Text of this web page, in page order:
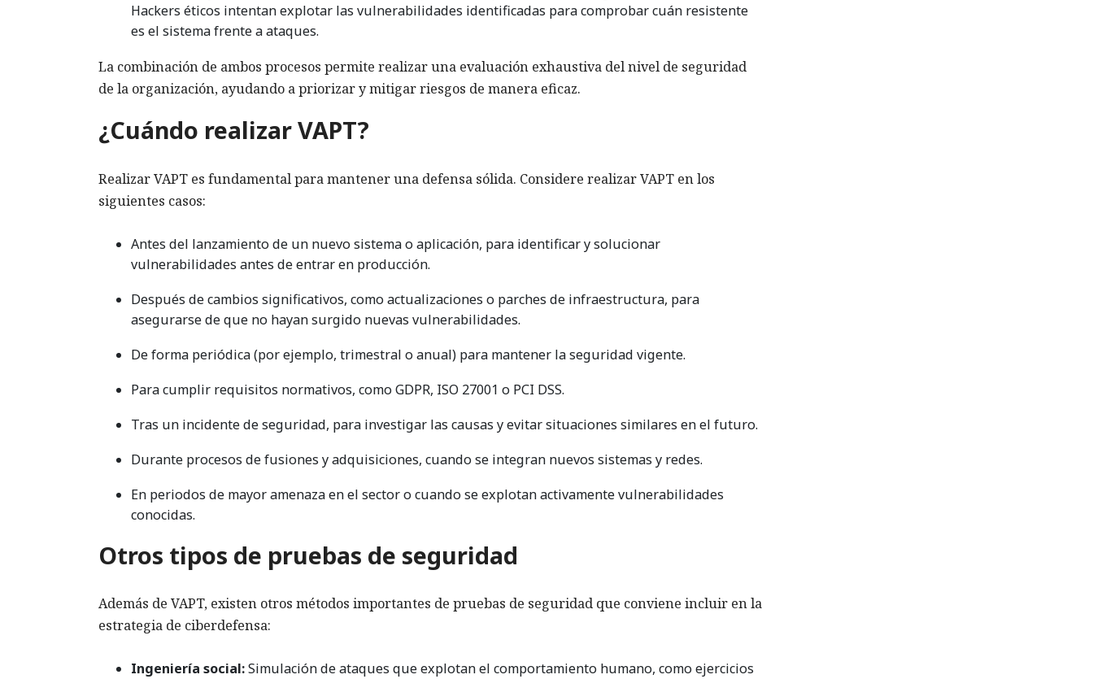
Hackers éticos intentan explotar las vulnerabilidades identificadas para comprobar cuán resistente
es el sistema frente a ataques.
La combinación de ambos procesos permite realizar una evaluación exhaustiva del nivel de seguridad
de la organización, ayudando a priorizar y mitigar riesgos de manera eficaz.
¿Cuándo realizar VAPT?
Realizar VAPT es fundamental para mantener una defensa sólida. Considere realizar VAPT en los
siguientes casos:
Antes del lanzamiento de un nuevo sistema o aplicación, para identificar y solucionar
vulnerabilidades antes de entrar en producción.
Después de cambios significativos, como actualizaciones o parches de infraestructura, para
asegurarse de que no hayan surgido nuevas vulnerabilidades.
De forma periódica (por ejemplo, trimestral o anual) para mantener la seguridad vigente.
Para cumplir requisitos normativos, como GDPR, ISO 27001 o PCI DSS.
Tras un incidente de seguridad, para investigar las causas y evitar situaciones similares en el futuro.
Durante procesos de fusiones y adquisiciones, cuando se integran nuevos sistemas y redes.
En periodos de mayor amenaza en el sector o cuando se explotan activamente vulnerabilidades
conocidas.
Otros tipos de pruebas de seguridad
Además de VAPT, existen otros métodos importantes de pruebas de seguridad que conviene incluir en la
estrategia de ciberdefensa:
Ingeniería social:Simulación de ataques que explotan el comportamiento humano, como ejercicios